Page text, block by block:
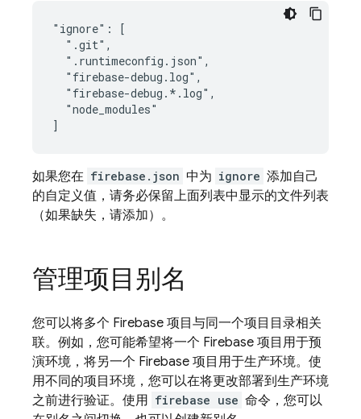
"ignore": [
  ".git",
  ".runtimeconfig.json",
  "firebase-debug.log",
  "firebase-debug.*.log",
  "node_modules"
如果您在 firebase.json 中为 ignore 添加自己
的自定义值，请务必保留上面列表中显示的文件列表
（如果缺失，请添加）。
管理项目别名
您可以将多个 Firebase 项目与同一个项目目录相关
联。例如，您可能希望将一个 Firebase 项目用于预
演环境，将另一个 Firebase 项目用于生产环境。使
用不同的项目环境，您可以在将更改部署到生产环境
之前进行验证。使用 firebase use 命令，您可以